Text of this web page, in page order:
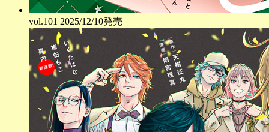
vol.101 2025/12/10発売